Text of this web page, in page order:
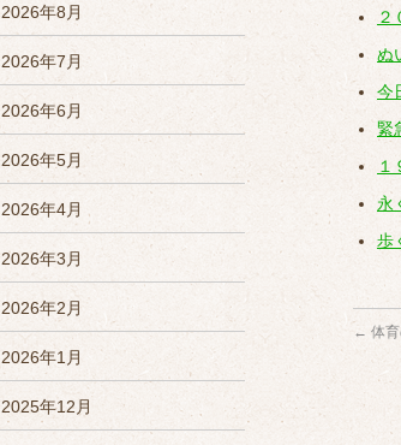
２
ぬ
今
緊
１
永
歩
← 体育
2026年8月
2026年7月
2026年6月
2026年5月
2026年4月
2026年3月
2026年2月
2026年1月
2025年12月